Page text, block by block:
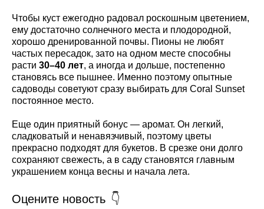
Чтобы куст ежегодно радовал роскошным цветением,
ему достаточно солнечного места и плодородной,
хорошо дренированной почвы. Пионы не любят
частых пересадок, зато на одном месте способны
расти 30–40 лет, а иногда и дольше, постепенно
становясь все пышнее. Именно поэтому опытные
садоводы советуют сразу выбирать для Coral Sunset
постоянное место.
Еще один приятный бонус — аромат. Он легкий,
сладковатый и ненавязчивый, поэтому цветы
прекрасно подходят для букетов. В срезке они долго
сохраняют свежесть, а в саду становятся главным
украшением конца весны и начала лета.
Оцените новость